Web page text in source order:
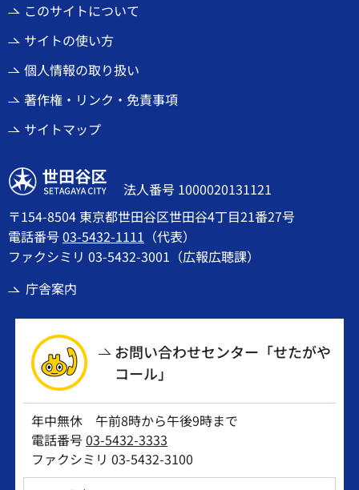
このサイトについて
サイトの使い方
個人情報の取り扱い
著作権・リンク・免責事項
サイトマップ
世田谷区
法人番号 1000020131121
〒154-8504 東京都世田谷区世田谷4丁目21番27号
電話番号03-5432-1111 （代表）
ファクシミリ 03-5432-3001（広報広聴課）
庁舎案内
お問い合わせセンター「せたがや
コール」
年中無休 午前8時から午後9時まで
電話番号03-5432-3333
ファクシミリ 03-5432-3100